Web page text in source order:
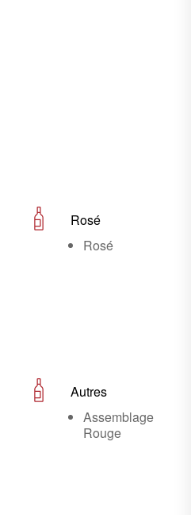
Rosé
Rosé
Autres
Assemblage
Rouge